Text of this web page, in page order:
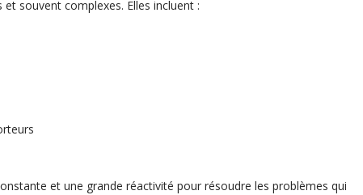
souvent complexes. Elles incluent :
et une grande réactivité pour résoudre les problèmes qui